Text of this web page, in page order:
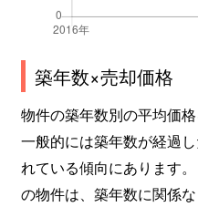
築年数×売却価格
物件の築年数別の平均価格
一般的には築年数が経過
れている傾向にあります
の物件は、築年数に関係